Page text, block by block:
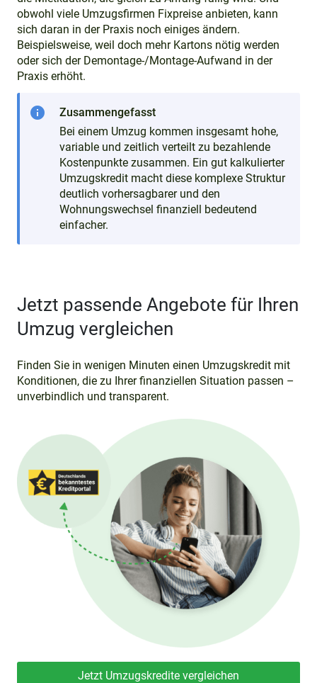
obwohl viele Umzugsfirmen Fixpreise anbieten, kann
sich daran in der Praxis noch einiges ändern.
Beispielsweise, weil doch mehr Kartons nötig werden
oder sich der Demontage-/Montage-Aufwand in der
Praxis erhöht.
info
Zusammengefasst
Bei einem Umzug kommen insgesamt hohe,
variable und zeitlich verteilt zu bezahlende
Kostenpunkte zusammen. Ein gut kalkulierter
Umzugskredit macht diese komplexe Struktur
deutlich vorhersagbarer und den
Wohnungswechsel finanziell bedeutend
einfacher.
Jetzt passende Angebote für Ihren
Umzug vergleichen
Finden Sie in wenigen Minuten einen Umzugskredit mit
Konditionen, die zu Ihrer finanziellen Situation passen –
unverbindlich und transparent.
Jetzt Umzugskredite vergleichen